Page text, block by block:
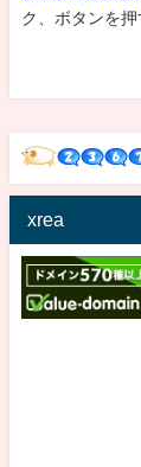
ク、ボタンを
xrea